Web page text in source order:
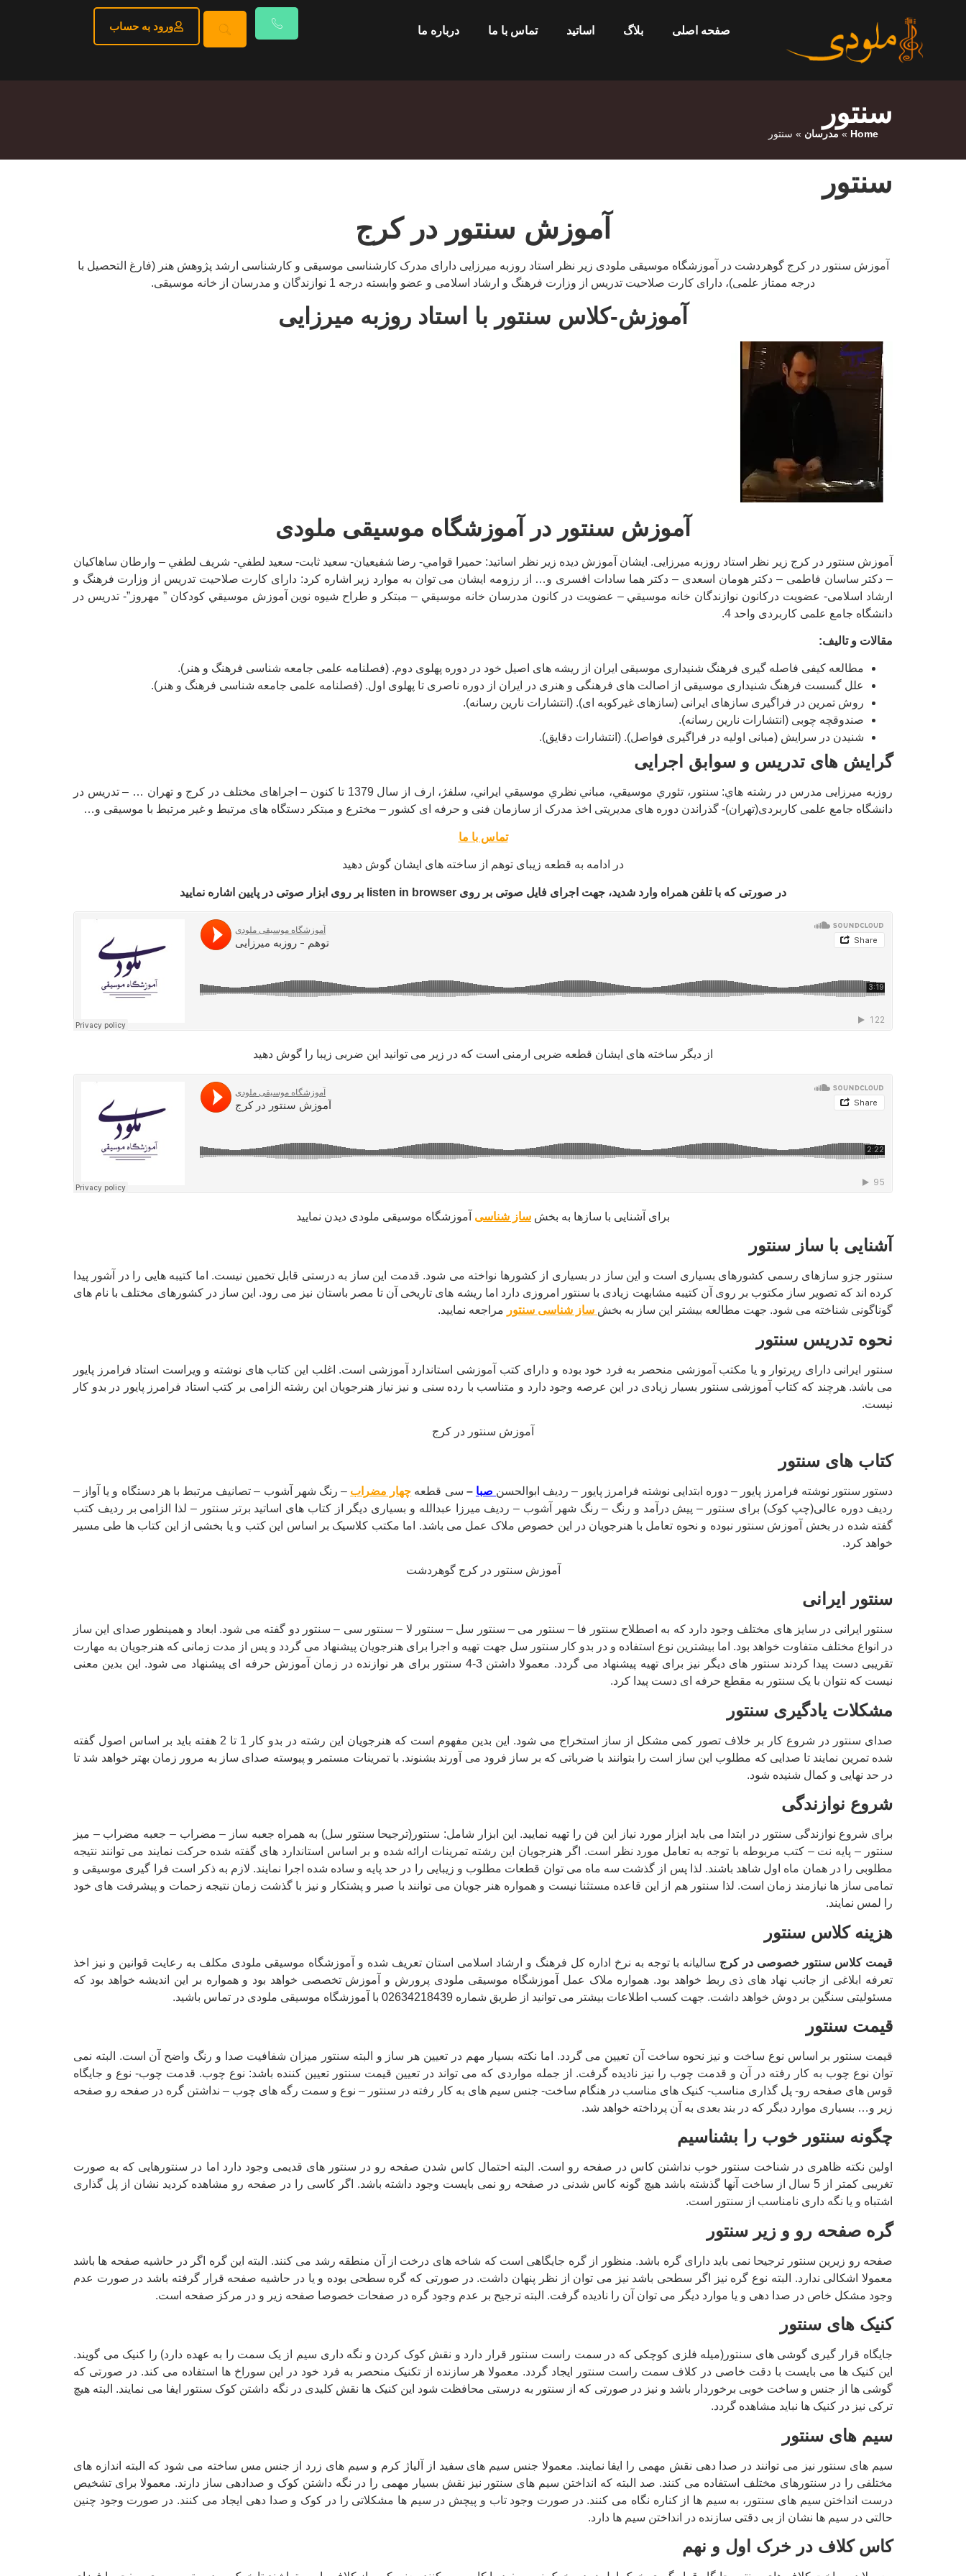
صفحه اصلی بلاگ اساتید تماس با ما درباره ما ورود به حساب
سنتور
Home
» مدرسان » سنتور
سنتور
آموزش سنتور در کرج
آموزش سنتور در کرج گوهردشت در آموزشگاه موسیقی ملودی زیر نظر استاد روزبه میرزایی دارای مدرک کارشناسی موسیقی و کارشناسی ارشد پژوهش هنر (فارغ التحصیل با
درجه ممتاز علمی)، دارای کارت صلاحیت تدریس از وزارت فرهنگ و ارشاد اسلامی و عضو وابسته درجه 1 نوازندگان و مدرسان از خانه موسیقی.
آموزش-کلاس سنتور با استاد روزبه میرزایی
آموزش سنتور در آموزشگاه موسیقی ملودی
آموزش سنتور در کرج زیر نظر استاد روزبه میرزایی. ایشان آموزش ديده زير نظر اساتيد: حميرا قوامي- رضا شفيعيان- سعيد ثابت- سعيد لطفي- شريف لطفي – وارطان ساهاکیان
– دکتر ساسان فاطمی – دکتر هومان اسعدی – دکتر هما سادات افسری و… از رزومه ایشان می توان به موارد زیر اشاره کرد: دارای کارت صلاحیت تدریس از وزارت فرهنگ و
ارشاد اسلامی- عضويت دركانون نوازندگان خانه موسيقي – عضويت در كانون مدرسان خانه موسيقي – مبتكر و طراح شيوه نوين آموزش موسيقي كودكان ” مهروز”- تدریس در
دانشگاه جامع علمی کاربردی واحد 4.
مقالات و تالیف:
مطالعه کیفی فاصله گیری فرهنگ شنیداری موسیقی ایران از ریشه های اصیل خود در دوره پهلوی دوم. (فصلنامه علمی جامعه شناسی فرهنگ و هنر).
علل گسست فرهنگ شنیداری موسیقی از اصالت های فرهنگی و هنری در ایران از دوره ناصری تا پهلوی اول. (فصلنامه علمی جامعه شناسی فرهنگ و هنر).
روش تمرین در فراگیری سازهای ایرانی (سازهای غیرکوبه ای). (انتشارات نارین رسانه).
صندوقچه چوبی (انتشارات نارین رسانه).
شنیدن در سرایش (مبانی اولیه در فراگیری فواصل). (انتشارات دقایق).
گرایش های تدریس و سوابق اجرایی
روزبه میرزایی مدرس در رشته هاي: سنتور، تئوري موسيقي، مباني نظري موسيقي ايراني، سلفژ، ارف از سال 1379 تا کنون – اجراهای مختلف در کرج و تهران … – تدریس در
دانشگاه جامع علمی کاربردی(تهران)- گذراندن دوره های مدیریتی اخذ مدرک از سازمان فنی و حرفه ای کشور – مخترع و مبتکر دستگاه های مرتبط و غیر مرتبط با موسیقی و…
تماس با ما
در ادامه به قطعه زیبای توهم از ساخته های ایشان گوش دهید
در صورتی که با تلفن همراه وارد شدید، جهت اجرای فایل صوتی بر روی listen in browser بر روی ابزار صوتی در پایین اشاره نمایید
از دیگر ساخته های ایشان قطعه ضربی ارمنی است که در زیر می توانید این ضربی زیبا را گوش دهید
برای آشنایی با سازها به بخش ساز شناسی آموزشگاه موسیقی ملودی دیدن نمایید
آشنایی با ساز سنتور
سنتور جزو سازهای رسمی کشورهای بسیاری است و این ساز در بسیاری از کشورها نواخته می شود. قدمت این ساز به درستی قابل تخمین نیست. اما کتیبه هایی را در آشور پیدا
کرده اند که تصویر ساز مکتوب بر روی آن کتیبه مشابهت زیادی با سنتور امروزی دارد اما ریشه های تاریخی آن تا مصر باستان نیز می رود. این ساز در کشورهای مختلف با نام های
گوناگونی شناخته می شود. جهت مطالعه بیشتر این ساز به بخش ساز شناسی سنتور مراجعه نمایید.
نحوه تدریس سنتور
سنتور ایرانی دارای رپرتوار و یا مکتب آموزشی منحصر به فرد خود بوده و دارای کتب آموزشی استاندارد آموزشی است. اغلب این کتاب های نوشته و ویراست استاد فرامرز پایور
می باشد. هرچند که کتاب آموزشی سنتور بسیار زیادی در این عرصه وجود دارد و متناسب با رده سنی و نیز نیاز هنرجویان این رشته الزامی بر کتب استاد فرامرز پایور در بدو کار
نیست.
آموزش سنتور در کرج
کتاب های سنتور
دستور سنتور نوشته فرامرز پایور – دوره ابتدایی نوشته فرامرز پایور – ردیف ابوالحسن صبا – سی قطعه چهار مضراب – رنگ شهر آشوب – تصانیف مرتبط با هر دستگاه و یا آواز –
ردیف دوره عالی(چپ کوک) برای سنتور – پیش درآمد و رنگ – رنگ شهر آشوب – ردیف میرزا عبدالله و بسیاری دیگر از کتاب های اساتید برتر سنتور – لذا الزامی بر ردیف کتب
گفته شده در بخش آموزش سنتور نبوده و نحوه تعامل با هنرجویان در این خصوص ملاک عمل می باشد. اما مکتب کلاسیک بر اساس این کتب و یا بخشی از این کتاب ها طی مسیر
خواهد کرد.
آموزش سنتور در کرج گوهردشت
سنتور ایرانی
سنتور ایرانی در سایز های مختلف وجود دارد که به اصطلاح سنتور فا – سنتور می – سنتور سل – سنتور لا – سنتور سی – سنتور دو گفته می شود. ابعاد و همینطور صدای این ساز
در انواع مختلف متفاوت خواهد بود. اما بیشترین نوع استفاده و در بدو کار سنتور سل جهت تهیه و اجرا برای هنرجویان پیشنهاد می گردد و پس از مدت زمانی که هنرجویان به مهارت
تقریبی دست پیدا کردند سنتور های دیگر نیز برای تهیه پیشنهاد می گردد. معمولا داشتن 3-4 سنتور برای هر نوازنده در زمان آموزش حرفه ای پیشنهاد می شود. این بدین معنی
نیست که نتوان با یک سنتور به مقطع حرفه ای دست پیدا کرد.
مشکلات یادگیری سنتور
صدای سنتور در شروع کار بر خلاف تصور کمی مشکل از ساز استخراج می شود. این بدین مفهوم است که هنرجویان این رشته در بدو کار 1 تا 2 هفته باید بر اساس اصول گفته
شده تمرین نمایند تا صدایی که مطلوب این ساز است را بتوانند با ضرباتی که بر ساز فرود می آورند بشنوند. با تمرینات مستمر و پیوسته صدای ساز به مرور زمان بهتر خواهد شد تا
در حد نهایی و کمال شنیده شود.
شروع نوازندگی
برای شروع نوازندگی سنتور در ابتدا می باید ابزار مورد نیاز این فن را تهیه نمایید. این ابزار شامل: سنتور(ترجیحا سنتور سل) به همراه جعبه ساز – مضراب – جعبه مضراب – میز
سنتور – پایه نت – کتب مربوطه با توجه به تعامل مورد نظر است. اگر هنرجویان این رشته تمرینات ارائه شده و بر اساس استاندارد های گفته شده حرکت نمایند می توانند نتیجه
مطلوبی را در همان ماه اول شاهد باشند. لذا پس از گذشت سه ماه می توان قطعات مطلوب و زیبایی را در حد پایه و ساده شده اجرا نمایند. لازم به ذکر است فرا گیری موسیقی و
تمامی ساز ها نیازمند زمان است. لذا سنتور هم از این قاعده مستثنا نیست و همواره هنر جویان می توانند با صبر و پشتکار و نیز با گذشت زمان نتیجه زحمات و پیشرفت های خود
را لمس نمایند.
هزینه کلاس سنتور
قیمت کلاس سنتور خصوصی در کرج سالیانه با توجه به نرخ اداره کل فرهنگ و ارشاد اسلامی استان تعریف شده و آموزشگاه موسیقی ملودی مکلف به رعایت قوانین و نیز اخذ
تعرفه ابلاغی از جانب نهاد های ذی ربط خواهد بود. همواره ملاک عمل آموزشگاه موسیقی ملودی پرورش و آموزش تخصصی خواهد بود و همواره بر این اندیشه خواهد بود که
مسئولیتی سنگین بر دوش خواهد داشت. جهت کسب اطلاعات بیشتر می توانید از طریق شماره 02634218439 با آموزشگاه موسیقی ملودی در تماس باشید.
قیمت سنتور
قیمت سنتور بر اساس نوع ساخت و نیز نحوه ساخت آن تعیین می گردد. اما نکته بسیار مهم در تعیین هر ساز و البته سنتور میزان شفافیت صدا و رنگ واضح آن است. البته نمی
توان نوع چوب به کار رفته در آن و قدمت چوب را نیز نادیده گرفت. از جمله مواردی که می تواند در تعیین قیمت سنتور تعیین کننده باشد: نوع چوب. قدمت چوب- نوع و جایگاه
قوس های صفحه رو- پل گذاری مناسب- کنیک های مناسب در هنگام ساخت- جنس سیم های به کار رفته در سنتور – نوع و سمت رگه های چوب – نداشتن گره در صفحه رو صفحه
زیر و… بسیاری موارد دیگر که در بند بعدی به آن پرداخته خواهد شد.
چگونه سنتور خوب را بشناسیم
اولین نکته ظاهری در شناخت سنتور خوب نداشتن کاس در صفحه رو است. البته احتمال کاس شدن صفحه رو در سنتور های قدیمی وجود دارد اما در سنتورهایی که به صورت
تغریبی کمتر از 5 سال از ساخت آنها گذشته باشد هیچ گونه کاس شدنی در صفحه رو نمی بایست وجود داشته باشد. اگر کاسی را در صفحه رو مشاهده کردید نشان از پل گذاری
اشتباه و یا نگه داری نامناسب از سنتور است.
گره صفحه رو و زیر سنتور
صفحه رو زیرین سنتور ترجیحا نمی باید دارای گره باشد. منظور از گره جایگاهی است که شاخه های درخت از آن منطقه رشد می کنند. البته این گره اگر در حاشیه صفحه ها باشد
معمولا اشکالی ندارد. البته نوع گره نیز اگر سطحی باشد نیز می توان از نظر پنهان داشت. در صورتی که گره سطحی بوده و یا در حاشیه صفحه قرار گرفته باشد در صورت عدم
وجود مشکل خاص در صدا دهی و یا موارد دیگر می توان آن را نادیده گرفت. البته ترجیح بر عدم وجود گره در صفحات خصوصا صفحه زیر و در مرکز صفحه است.
کنیک های سنتور
جایگاه قرار گیری گوشی های سنتور(میله فلزی کوچکی که در سمت راست سنتور قرار دارد و نقش کوک کردن و نگه داری سیم از یک سمت را به عهده دارد) را کنیک می گویند.
این کنیک ها می بایست با دقت خاصی در کلاف سمت راست سنتور ایجاد گردد. معمولا هر سازنده از تکنیک منحصر به فرد خود در این سوراخ ها استفاده می کند. در صورتی که
گوشی ها از جنس و ساخت خوبی برخوردار باشد و نیز در صورتی که از سنتور به درستی محافظت شود این کنیک ها نقش کلیدی در نگه داشتن کوک سنتور ایفا می نمایند. البته هیچ
ترکی نیز در کنیک ها نباید مشاهده گردد.
سیم های سنتور
سیم های سنتور نیز می توانند در صدا دهی نقش مهمی را ایفا نمایند. معمولا جنس سیم های سفید از آلیاژ کرم و سیم های زرد از جنس مس ساخته می شود که البته اندازه های
مختلفی را در سنتورهای مختلف استفاده می کنند. صد البته که انداختن سیم های سنتور نیز نقش بسیار مهمی را در نگه داشتن کوک و صدادهی ساز دارند. معمولا برای تشخیص
درست انداختن سیم های سنتور، به سیم ها از کناره نگاه می کنند. در صورت وجود تاب و پیچش در سیم ها مشکلاتی را در کوک و صدا دهی ایجاد می کنند. در صورت وجود چنین
حالتی در سیم ها نشان از بی دقتی سازنده در انداختن سیم ها دارد.
کاس کلاف در خرک اول و نهم